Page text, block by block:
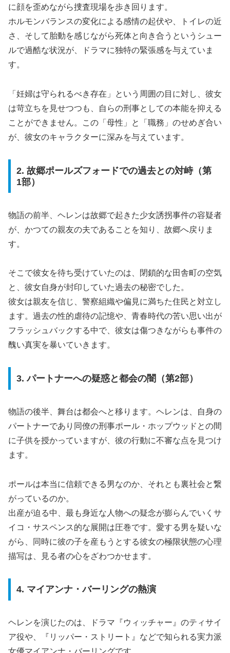
に顔を歪めながら捜査現場を歩き回ります。
ホルモンバランスの変化による感情の起伏や、トイレの近
さ、そして胎動を感じながら死体と向き合うというシュー
ルで過酷な状況が、ドラマに独特の緊張感を与えていま
す。
「妊婦は守られるべき存在」という周囲の目に対し、彼女
は苛立ちを見せつつも、自らの刑事としての本能を抑える
ことができません。この「母性」と「職務」のせめぎ合い
が、彼女のキャラクターに深みを与えています。
2. 故郷ポールズフォードでの過去との対峙（第
1部）
物語の前半、ヘレンは故郷で起きた少女誘拐事件の容疑者
が、かつての親友の夫であることを知り、故郷へ戻りま
す。
そこで彼女を待ち受けていたのは、閉鎖的な田舎町の空気
と、彼女自身が封印していた過去の秘密でした。
彼女は親友を信じ、警察組織や偏見に満ちた住民と対立し
ます。過去の性的虐待の記憶や、青春時代の苦い思い出が
フラッシュバックする中で、彼女は傷つきながらも事件の
醜い真実を暴いていきます。
3. パートナーへの疑惑と都会の闇（第2部）
物語の後半、舞台は都会へと移ります。ヘレンは、自身の
パートナーであり同僚の刑事ポール・ホップウッドとの間
に子供を授かっていますが、彼の行動に不審な点を見つけ
ます。
ポールは本当に信頼できる男なのか、それとも裏社会と繋
がっているのか。
出産が迫る中、最も身近な人物への疑念が膨らんでいくサ
イコ・サスペンス的な展開は圧巻です。愛する男を疑いな
がら、同時に彼の子を産もうとする彼女の極限状態の心理
描写は、見る者の心をざわつかせます。
4. マイアンナ・バーリングの熱演
ヘレンを演じたのは、ドラマ『ウィッチャー』のティサイ
ア役や、『リッパー・ストリート』などで知られる実力派